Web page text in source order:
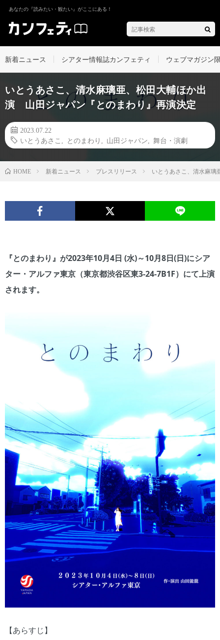
あなたの『読みたい・観たい』がここにある！
新着ニュース シアター情報誌カンフェティ ウェブマガジン
いとうあさこ、清水麻璃亜、松田大輔ほか出
演 山田ジャパン『とのまわり』再演決定
2023.07.22
いとうあさこ
とのまわり 山田ジャパン 舞台・演劇
HOME 新着ニュース プレスリリース いとうあさこ、清水麻
『とのまわり』が2023年10月4日 (水)～10月8日(日)にシア
ター・アルファ東京（東京都渋谷区東3-24-7B1F）にて上演
されます。
【あらすじ】